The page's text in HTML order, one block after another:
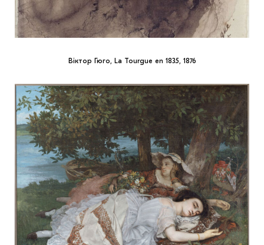
Віктор Гюго, La Tourgue en 1835, 1876